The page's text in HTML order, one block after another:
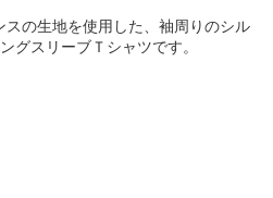
の生地を使用した、袖周りのシル
グスリーブＴシャツです。